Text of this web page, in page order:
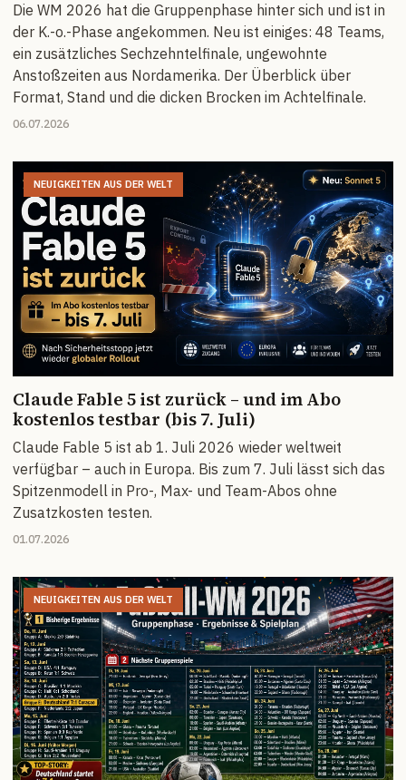
Die WM 2026 hat die Gruppenphase hinter sich und ist in
der K.-o.-Phase angekommen. Neu ist einiges: 48 Teams,
ein zusätzliches Sechzehntelfinale, ungewohnte
Anstoßzeiten aus Nordamerika. Der Überblick über
Format, Stand und die dicken Brocken im Achtelfinale.
06.07.2026
NEUIGKEITEN AUS DER WELT
Claude Fable 5 ist zurück – und im Abo
kostenlos testbar (bis 7. Juli)
Claude Fable 5 ist ab 1. Juli 2026 wieder weltweit
verfügbar – auch in Europa. Bis zum 7. Juli lässt sich das
Spitzenmodell in Pro-, Max- und Team-Abos ohne
Zusatzkosten testen.
01.07.2026
NEUIGKEITEN AUS DER WELT